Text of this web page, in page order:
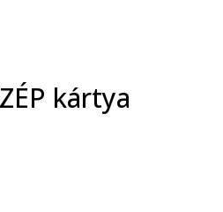
kártya​